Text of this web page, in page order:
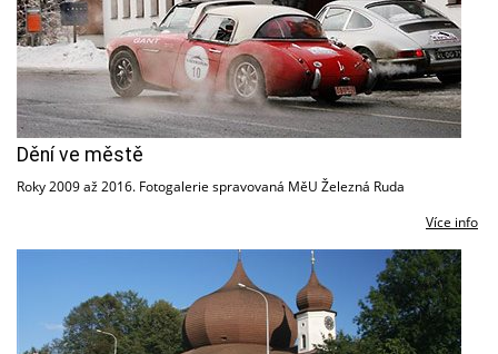
Dění ve městě
Roky 2009 až 2016. Fotogalerie spravovaná MěU Železná Ruda
Více info